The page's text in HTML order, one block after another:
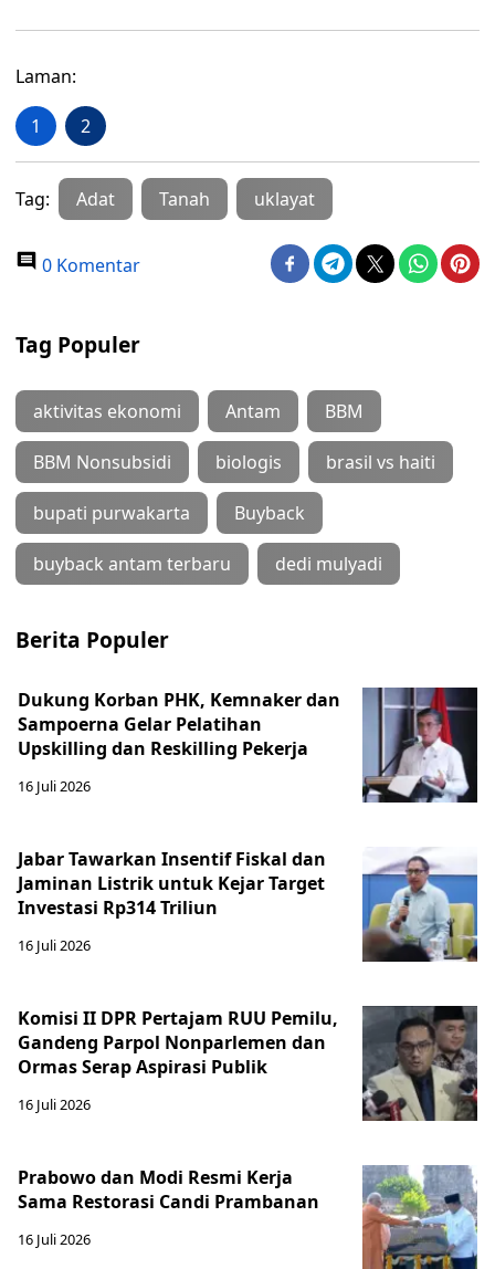
Laman:
1 2
Tag: Adat Tanah uklayat
0 Komentar
Tag Populer
aktivitas ekonomi Antam BBM
BBM Nonsubsidi biologis brasil vs haiti
bupati purwakarta Buyback
buyback antam terbaru dedi mulyadi
Berita Populer
Dukung Korban PHK, Kemnaker dan
Sampoerna Gelar Pelatihan
Upskilling dan Reskilling Pekerja
16 Juli 2026
Jabar Tawarkan Insentif Fiskal dan
Jaminan Listrik untuk Kejar Target
Investasi Rp314 Triliun
16 Juli 2026
Komisi II DPR Pertajam RUU Pemilu,
Gandeng Parpol Nonparlemen dan
Ormas Serap Aspirasi Publik
16 Juli 2026
Prabowo dan Modi Resmi Kerja
Sama Restorasi Candi Prambanan
16 Juli 2026